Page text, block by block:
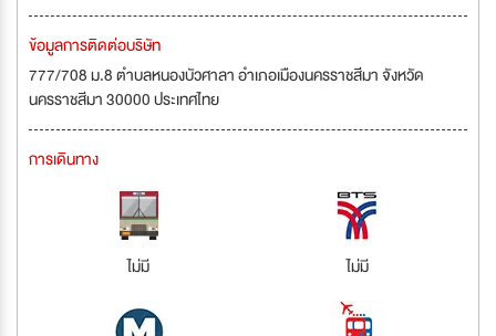
ข้อมูลการติดต่อบริษัท
777/708 ม.8 ตำบลหนองบัวศาลา อำเภอเมืองนครราชสีมา จังหวัด
นครราชสีมา 30000 ประเทศไทย
การเดินทาง
ไม่มี ไม่มี